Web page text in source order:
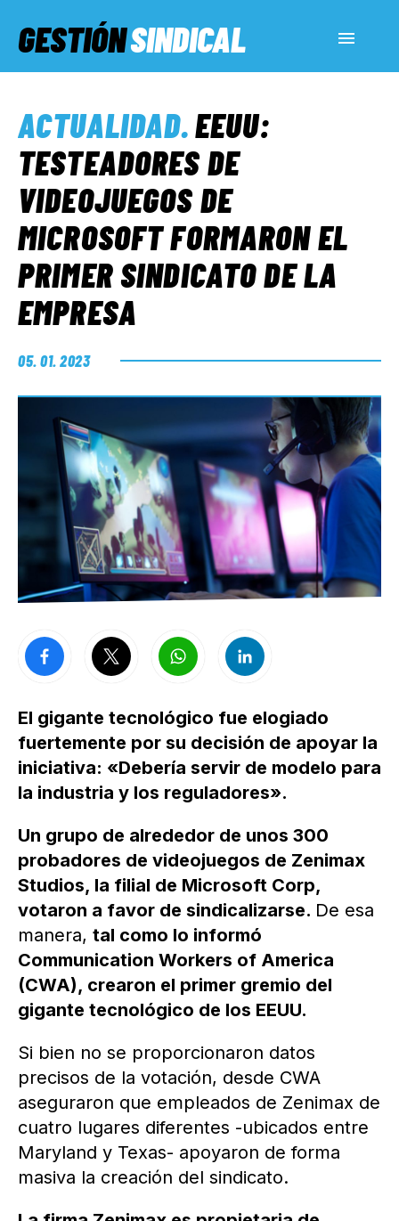
GESTIÓNSINDICAL
SERVICIOS SOCIALES
INFORMES ESPECIALES
FUERA DE MEGÁFONO
ACTUALIDAD.EEUU:
TESTEADORES DE
VIDEOJUEGOS DE
MICROSOFT FORMARON EL
PRIMER SINDICATO DE LA
EMPRESA
05. 01. 2023
El gigante tecnológico fue elogiado
fuertemente por su decisión de apoyar la
iniciativa: «Debería servir de modelo para
la industria y los reguladores».
Un grupo de alrededor de unos 300
probadores de videojuegos de Zenimax
Studios, la filial de Microsoft Corp,
votaron a favor de sindicalizarse. De esa
manera, tal como lo informó
Communication Workers of America
(CWA), crearon el primer gremio del
gigante tecnológico de los EEUU.
Si bien no se proporcionaron datos
precisos de la votación, desde CWA
aseguraron que empleados de Zenimax de
cuatro lugares diferentes -ubicados entre
Maryland y Texas- apoyaron de forma
masiva la creación del sindicato.